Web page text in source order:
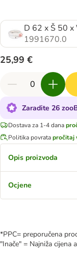
D 62 x Š 50 x
1991670.0
25,99 €
Zaradite 26
Dostava za 1-4 dana
Politika povratapročitaj
Opis proizvoda
Ocjene
*PPC= preporučena
"Inače" = Najniža cijena